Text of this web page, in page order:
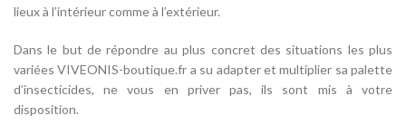
lieux à l’intérieur comme à l’extérieur.
Dans le but de répondre au plus concret des situations les plus
variées VIVEONIS-boutique.fr a su adapter et multiplier sa palette
d’insecticides, ne vous en priver pas, ils sont mis à votre
disposition.